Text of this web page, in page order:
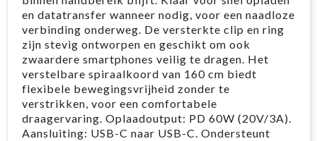
en datatransfer wanneer nodig, voor een naadloze
verbinding onderweg. De versterkte clip en ring
zijn stevig ontworpen en geschikt om ook
zwaardere smartphones veilig te dragen. Het
verstelbare spiraalkoord van 160 cm biedt
flexibele bewegingsvrijheid zonder te
verstrikken, voor een comfortabele
draagervaring. Oplaadoutput: PD 60W (20V/3A).
Aansluiting: USB-C naar USB-C. Ondersteunt